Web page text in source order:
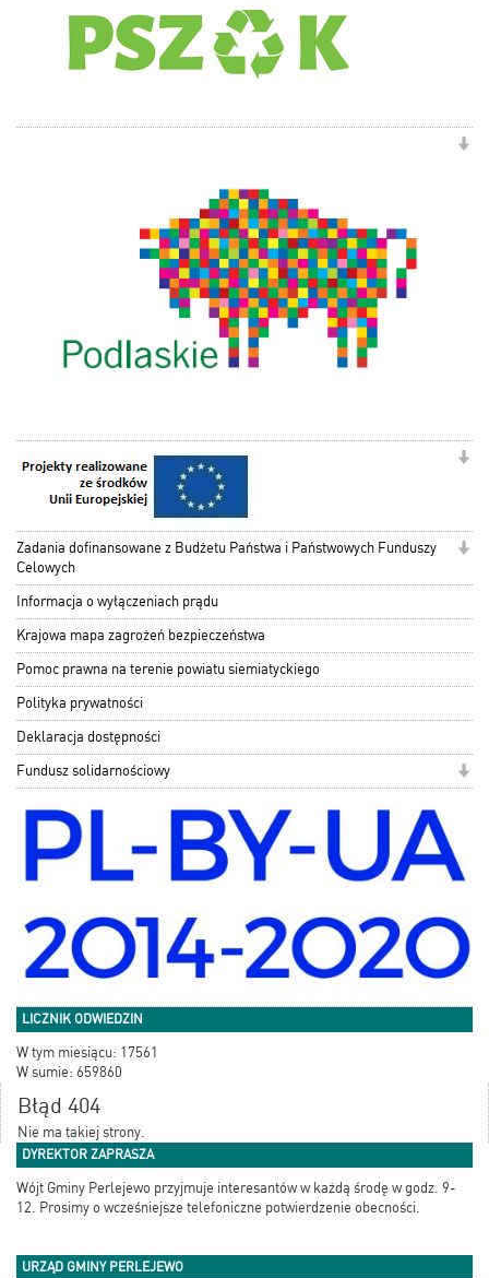
Zadania dofinansowane z Budżetu Państwa i Państwowych Funduszy
Celowych
Informacja o wyłączeniach prądu
Krajowa mapa zagrożeń bezpieczeństwa
Pomoc prawna na terenie powiatu siemiatyckiego
Polityka prywatności
Deklaracja dostępności
Fundusz solidarnościowy
LICZNIK ODWIEDZIN
W tym miesiącu: 17561
W sumie: 659860
Błąd 404
Nie ma takiej strony.
DYREKTOR ZAPRASZA
Wójt Gminy Perlejewo przyjmuje interesantów w każdą środę w godz. 9-
12. Prosimy o wcześniejsze telefoniczne potwierdzenie obecności.
URZĄD GMINY PERLEJEWO